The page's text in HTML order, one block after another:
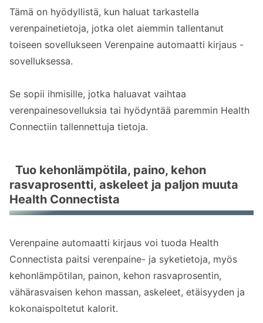
Tämä on hyödyllistä, kun haluat tarkastella
verenpainetietoja, jotka olet aiemmin tallentanut
toiseen sovellukseen Verenpaine automaatti kirjaus -
sovelluksessa.
Se sopii ihmisille, jotka haluavat vaihtaa
verenpainesovelluksia tai hyödyntää paremmin Health
Connectiin tallennettuja tietoja.
Tuo kehonlämpötila, paino, kehon
rasvaprosentti, askeleet ja paljon muuta
Health Connectista
Verenpaine automaatti kirjaus voi tuoda Health
Connectista paitsi verenpaine- ja syketietoja, myös
kehonlämpötilan, painon, kehon rasvaprosentin,
vähärasvaisen kehon massan, askeleet, etäisyyden ja
kokonaispoltetut kalorit.